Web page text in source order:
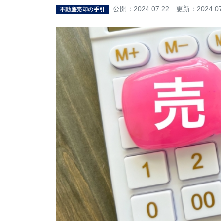
不動産売却の手引 公開：2024.07.22 更新：